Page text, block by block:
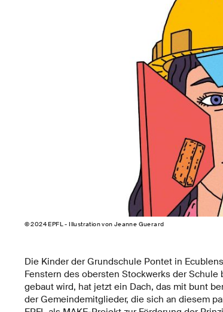
© 2024 EPFL - Illustration von Jeanne Guerard
Die Kinder der Grundschule Pontet in
Fenstern des obersten Stockwerks der
gebaut wird, hat jetzt ein Dach, das mit bunt
der Gemeindemitglieder, die sich an diesem